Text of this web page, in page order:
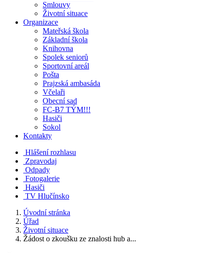
Smlouvy
Životní situace
Organizace
Mateřská škola
Základní škola
Knihovna
Spolek seniorů
Sportovní areál
Pošta
Prajzská ambasáda
Včelaři
Obecní sad
FC-B7 TÝM!!!
Hasiči
Sokol
Kontakty
Hlášení rozhlasu
Zpravodaj
Odpady
Fotogalerie
Hasiči
TV Hlučínsko
Úvodní stránka
Úřad
Životní situace
Žádost o zkoušku ze znalosti hub a...